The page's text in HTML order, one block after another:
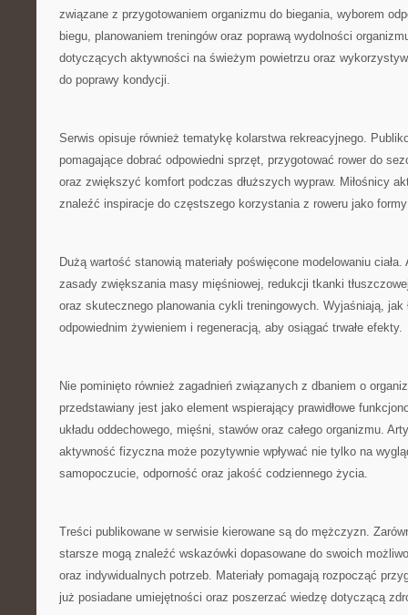
związane z przygotowaniem organizmu do biegania, wyborem
biegu, planowaniem treningów oraz poprawą wydolności
dotyczących aktywności na świeżym powietrzu oraz
do poprawy kondycji.
Serwis opisuje również tematykę kolarstwa rekreacyjnego.
pomagające dobrać odpowiedni sprzęt, przygotować rower do
oraz zwiększyć komfort podczas dłuższych wypraw. Miłośnicy
znaleźć inspiracje do częstszego korzystania z roweru jako
Dużą wartość stanowią materiały poświęcone modelowaniu ciała.
zasady zwiększania masy mięśniowej, redukcji tkanki
oraz skutecznego planowania cykli treningowych. Wyjaśniają,
odpowiednim żywieniem i regeneracją, aby osiągać trwałe efekty.
Nie pominięto również zagadnień związanych z dbaniem o
przedstawiany jest jako element wspierający prawidłowe
układu oddechowego, mięśni, stawów oraz całego organizmu.
aktywność fizyczna może pozytywnie wpływać nie tylko na
samopoczucie, odporność oraz jakość codziennego życia.
Treści publikowane w serwisie kierowane są do mężczyzn.
starsze mogą znaleźć wskazówki dopasowane do swoich
oraz indywidualnych potrzeb. Materiały pomagają rozpocząć
już posiadane umiejętności oraz poszerzać wiedzę dotyczącą